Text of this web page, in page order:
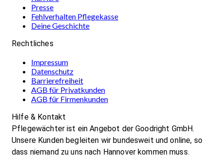
Presse
Fehlverhalten Pflegekasse
Deine Geschichte
Rechtliches
Impressum
Datenschutz
Barrierefreiheit
AGB für Privatkunden
AGB für Firmenkunden
Hilfe & Kontakt
Pflegewächter ist ein Angebot der Goodright GmbH.
Unsere Kunden begleiten wir bundesweit und online, so
dass niemand zu uns nach Hannover kommen muss.